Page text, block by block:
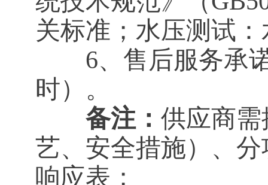
关标准；水压测试
6、售后服务承诺
时）。
备注： 供应商
艺、安全措施）、
响应表；